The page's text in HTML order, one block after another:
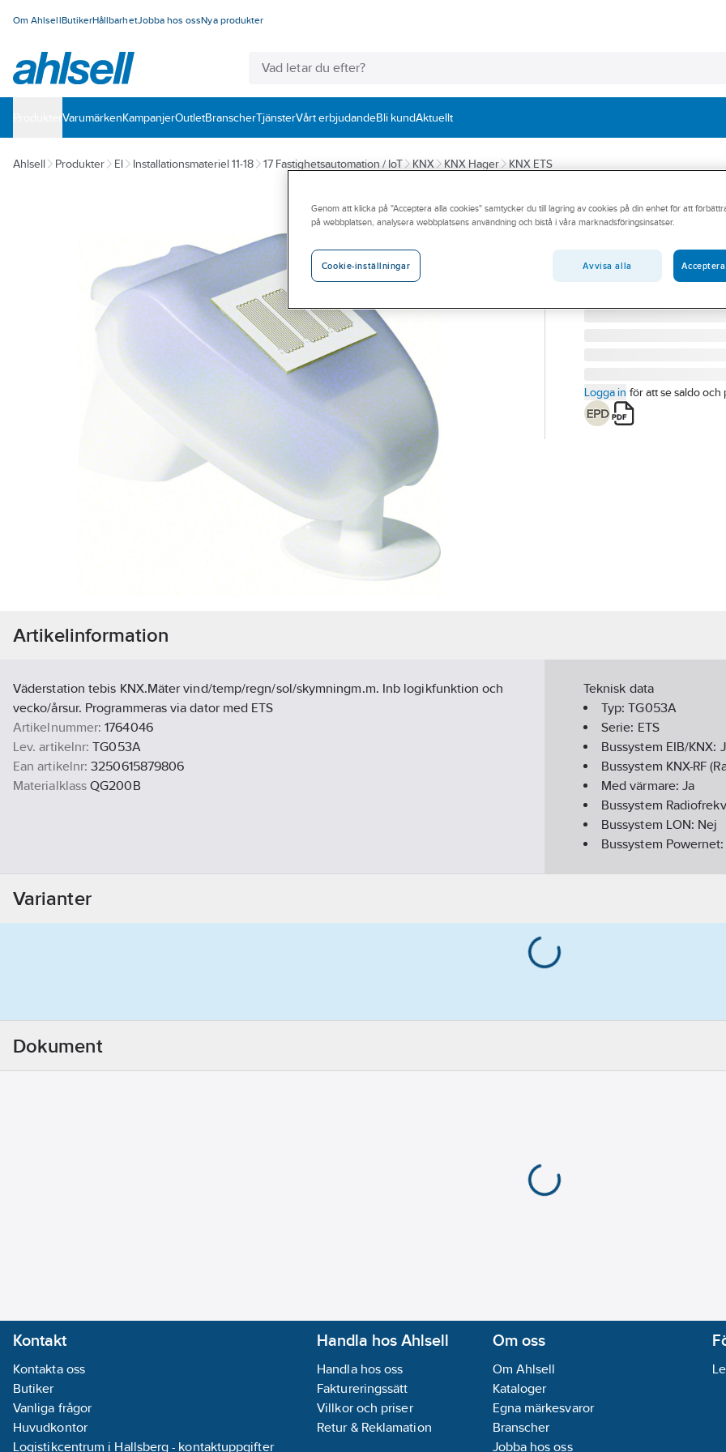
Om AhlsellButikerHållbarhetJobba hos ossNya produkter
VarumärkenKampanjerOutletBranscherTjänsterVårt erbjudandeBli kundAktuellt
Ahlsell Produkter El Installationsmateriel 11-18 17 Fastighetsautomation / IoT KNX KNX Hager KNX ETS
HAGER
Väderstation
VÄDERSTATION KNX
Artikelnummer:
1764046
TG053A
Logga in för att se saldo och
Artikelinformation
Väderstation tebis KNX.Mäter vind/temp/regn/sol/skymningm.m. Inb logikfunktion och
vecko/årsur. Programmeras via dator med ETS
Artikelnummer: 1764046
Lev. artikelnr: TG053A
Ean artikelnr: 3250615879806
Materialklass QG200B
Teknisk data
Typ:TG053A
Serie: ETS
Bussystem EIB/KNX:
Bussystem KNX-RF
Med värmare:Ja
Bussystem
Bussystem LON: Nej
Bussystem
Modell/Utförande:
RAL-nummer
Varianter
Dokument
Kontakt
Kontakta oss
Butiker
Vanliga frågor
Huvudkontor
Logistikcentrum i Hallsberg - kontaktuppgifter
Handla hos Ahlsell
Handla hos oss
Faktureringssätt
Villkor och priser
Retur & Reklamation
Om oss
Om Ahlsell
Kataloger
Egna märkesvaror
Branscher
Jobba hos oss
Genom att klicka på "Acceptera alla cookies" samtycker du till lagring av cookies på din enhet för att
på webbplatsen, analysera webbplatsens användning och bistå i våra marknadsföringsinsatser.
Cookie-inställningar Avvisa alla